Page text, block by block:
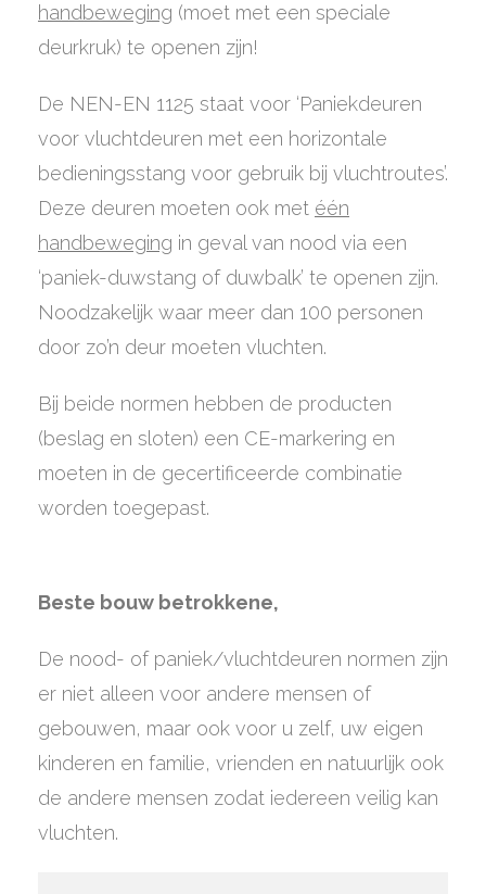
handbeweging (moet met een speciale
deurkruk) te openen zijn!
De NEN-EN 1125 staat voor ‘Paniekdeuren
voor vluchtdeuren met een horizontale
bedieningsstang voor gebruik bij vluchtroutes’.
Deze deuren moeten ook met één
handbeweging in geval van nood via een
‘paniek-duwstang of duwbalk’ te openen zijn.
Noodzakelijk waar meer dan 100 personen
door zo’n deur moeten vluchten.
Bij beide normen hebben de producten
(beslag en sloten) een CE-markering en
moeten in de gecertificeerde combinatie
worden toegepast.
Beste bouw betrokkene,
De nood- of paniek/vluchtdeuren normen zijn
er niet alleen voor andere mensen of
gebouwen, maar ook voor u zelf, uw eigen
kinderen en familie, vrienden en natuurlijk ook
de andere mensen zodat iedereen veilig kan
vluchten.